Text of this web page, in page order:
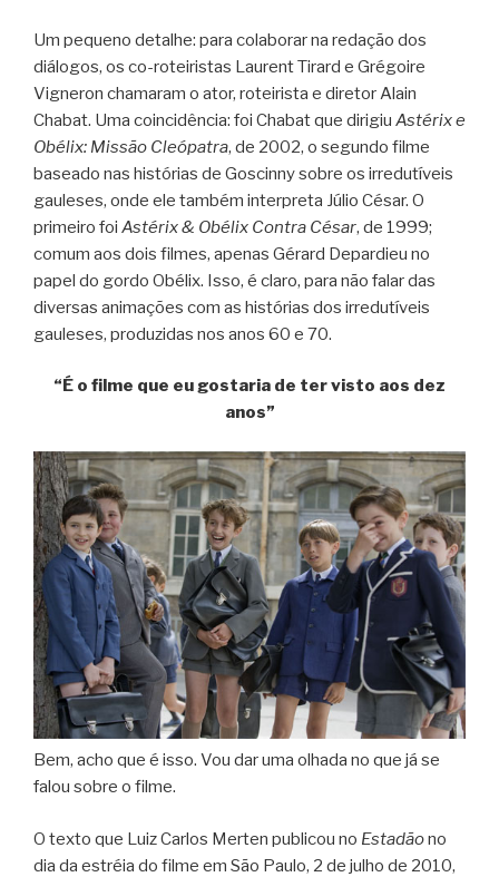
Um pequeno detalhe: para colaborar na redação dos
diálogos, os co-roteiristas Laurent Tirard e Grégoire
Vigneron chamaram o ator, roteirista e diretor Alain
Chabat. Uma coincidência: foi Chabat que dirigiu Astérix e
Obélix: Missão Cleópatra, de 2002, o segundo filme
baseado nas histórias de Goscinny sobre os irredutíveis
gauleses, onde ele também interpreta Júlio César. O
primeiro foi Astérix & Obélix Contra César, de 1999;
comum aos dois filmes, apenas Gérard Depardieu no
papel do gordo Obélix. Isso, é claro, para não falar das
diversas animações com as histórias dos irredutíveis
gauleses, produzidas nos anos 60 e 70.
“É o filme que eu gostaria de ter visto aos dez
anos”
Bem, acho que é isso. Vou dar uma olhada no que já se
falou sobre o filme.
O texto que Luiz Carlos Merten publicou no Estadãono
dia da estréia do filme em São Paulo, 2 de julho de 2010,